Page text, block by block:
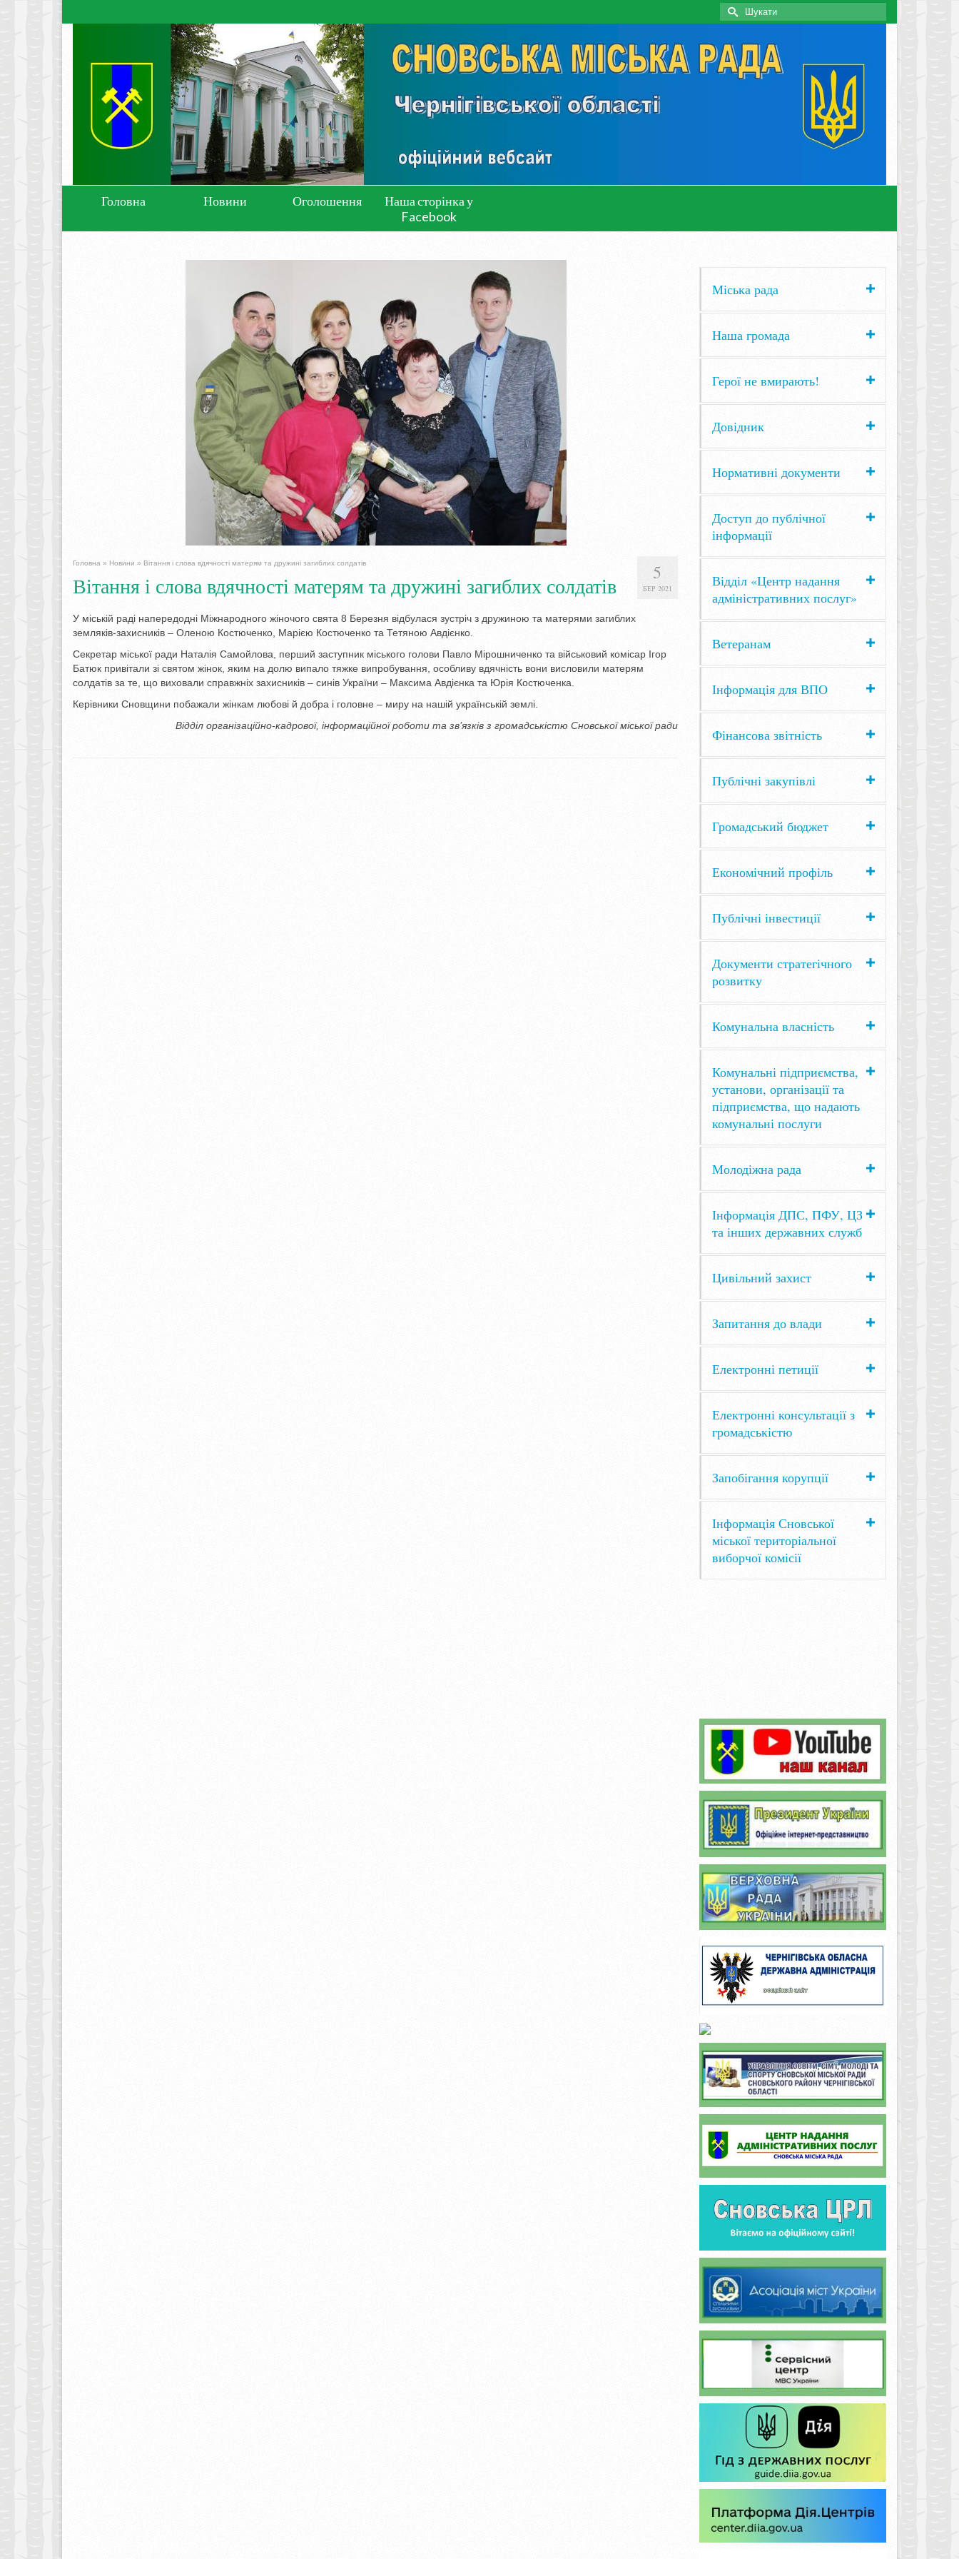
Search
for:
Головна Новини Оголошення
Наша сторінка у
Facebook
5
БЕР 2021
Головна » Новини » Вітання і слова вдячності матерям та дружині загиблих солдатів
Вітання і слова вдячності матерям та дружині загиблих солдатів
У міській раді напередодні Міжнародного жіночого свята 8 Березня відбулася зустріч з дружиною та матерями загиблих
земляків-захисників – Оленою Костюченко, Марією Костюченко та Тетяною Авдієнко.
Секретар міської ради Наталія Самойлова, перший заступник міського голови Павло Мірошниченко та військовий комісар Ігор
Батюк привітали зі святом жінок, яким на долю випало тяжке випробування, особливу вдячність вони висловили матерям
солдатів за те, що виховали справжніх захисників – синів України – Максима Авдієнка та Юрія Костюченка.
Керівники Сновщини побажали жінкам любові й добра і головне – миру на нашій українській землі.
Відділ організаційно-кадрової, інформаційної роботи та зв’язків з громадськістю Сновської міської ради
Міська рада
Наша громада
Герої не вмирають!
Довідник
Нормативні документи
Доступ до публічної
інформації
Відділ «Центр надання
адміністративних послуг»
Ветеранам
Інформація для ВПО
Фінансова звітність
Публічні закупівлі
Громадський бюджет
Економічний профіль
Публічні інвестиції
Документи стратегічного
розвитку
Комунальна власність
Комунальні підприємства,
установи, організації та
підприємства, що надають
комунальні послуги
Молодіжна рада
Інформація ДПС, ПФУ, ЦЗ
та інших державних служб
Цивільний захист
Запитання до влади
Електронні петиції
Електронні консультації з
громадськістю
Запобігання корупції
Інформація Сновської
міської територіальної
виборчої комісії